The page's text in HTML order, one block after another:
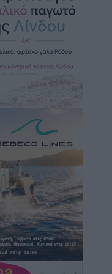
– Κίνητρα για
και
Αττικόν για το
η εθνική
– Eρχονται
για
στο